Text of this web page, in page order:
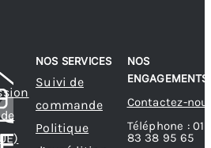
NOS SERVICES
Suivi de
commande
Politique
NOS
ENGAGEMENTS
Contactez-
Téléphone : 01
83 38 95 65